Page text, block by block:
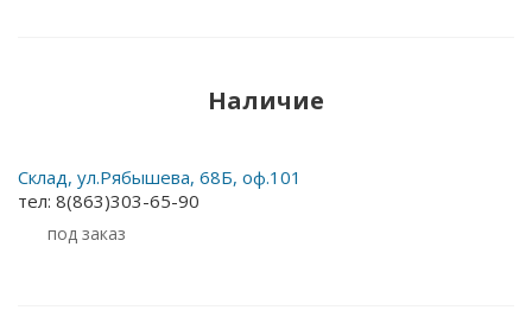
Наличие
Склад, ул.Рябышева, 68Б, оф.101
тел: 8(863)303-65-90
Под заказ